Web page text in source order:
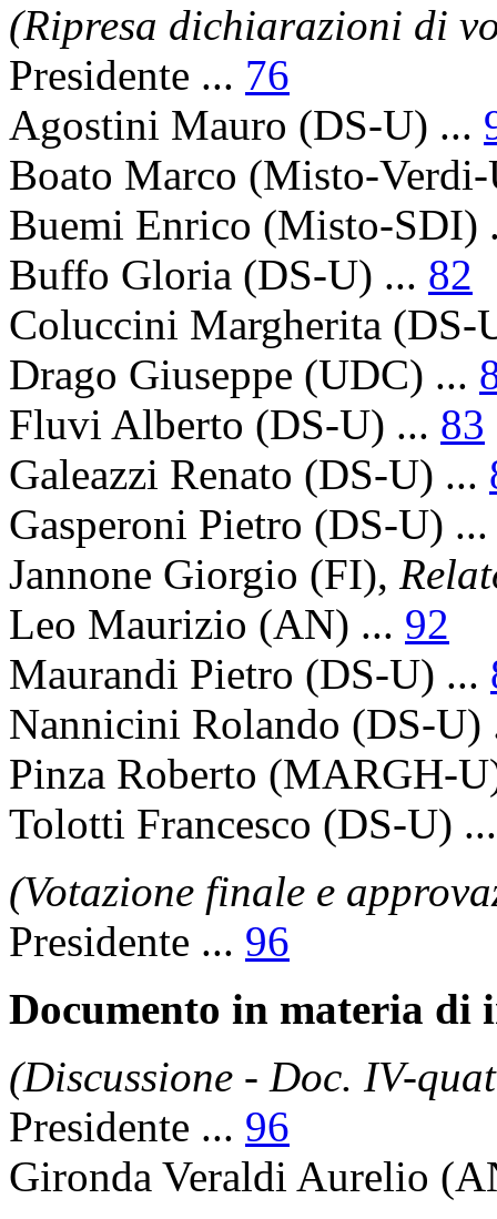
(Ripresa dichiarazioni di
Presidente ... 76
Agostini Mauro (DS-U) ...
Boato Marco (Misto-
Buemi Enrico (Misto-SDI)
Buffo Gloria (DS-U) ... 82
Coluccini Margherita (DS-
Drago Giuseppe (UDC) ...
Fluvi Alberto (DS-U) ... 83
Galeazzi Renato (DS-U) ...
Gasperoni Pietro (DS-U)
Jannone Giorgio (FI),
Leo Maurizio (AN) ... 92
Maurandi Pietro (DS-U) ...
Nannicini Rolando (DS-
Pinza Roberto (MARGH-
Tolotti Francesco (DS-U)
(Votazione finale e
Presidente ... 96
Documento in materia di
(Discussione - Doc. IV-
Presidente ... 96
Gironda Veraldi Aurelio